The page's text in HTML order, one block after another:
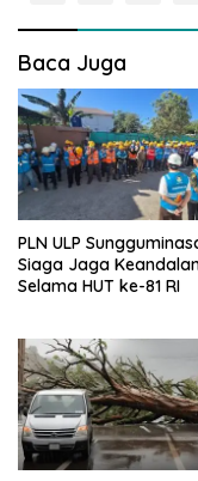
s
i
p
o
s
Baca Juga
PLN ULP
Siaga Jaga
Selama HUT ke-81 RI